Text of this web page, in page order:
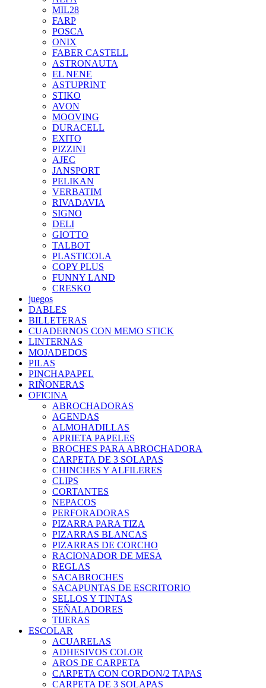
MIL28
FARP
POSCA
ONIX
FABER CASTELL
ASTRONAUTA
EL NENE
ASTUPRINT
STIKO
AVON
MOOVING
DURACELL
EXITO
PIZZINI
AJEC
JANSPORT
PELIKAN
VERBATIM
RIVADAVIA
SIGNO
DELI
GIOTTO
TALBOT
PLASTICOLA
COPY PLUS
FUNNY LAND
CRESKO
juegos
DABLES
BILLETERAS
CUADERNOS CON MEMO STICK
LINTERNAS
MOJADEDOS
PILAS
PINCHAPAPEL
RIÑONERAS
OFICINA
ABROCHADORAS
AGENDAS
ALMOHADILLAS
APRIETA PAPELES
BROCHES PARA ABROCHADORA
CARPETA DE 3 SOLAPAS
CHINCHES Y ALFILERES
CLIPS
CORTANTES
NEPACOS
PERFORADORAS
PIZARRA PARA TIZA
PIZARRAS BLANCAS
PIZARRAS DE CORCHO
RACIONADOR DE MESA
REGLAS
SACABROCHES
SACAPUNTAS DE ESCRITORIO
SELLOS Y TINTAS
SEÑALADORES
TIJERAS
ESCOLAR
ACUARELAS
ADHESIVOS COLOR
AROS DE CARPETA
CARPETA CON CORDON/2 TAPAS
CARPETA DE 3 SOLAPAS